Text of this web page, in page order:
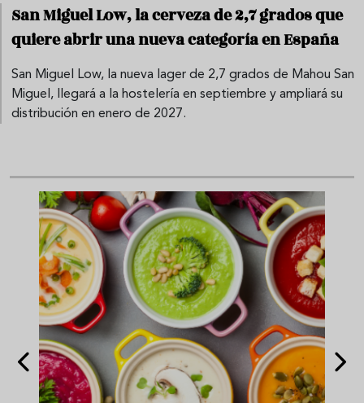
San Miguel Low, la cerveza de 2,7 grados que
quiere abrir una nueva categoría en España
San Miguel Low, la nueva lager de 2,7 grados de Mahou San
Miguel, llegará a la hostelería en septiembre y ampliará su
distribución en enero de 2027.